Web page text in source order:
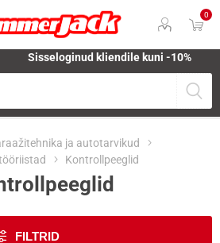
0
Sisseloginud kliendile kuni -10%
ja autotarvikud
Kontrollpeeglid
FILTRID